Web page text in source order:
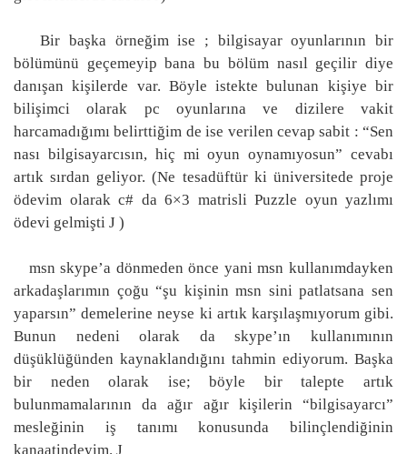
Bir başka örneğim ise ; bilgisayar oyunlarının bir
bölümünü geçemeyip bana bu bölüm nasıl geçilir diye
danışan kişilerde var. Böyle istekte bulunan kişiye bir
bilişimci olarak pc oyunlarına ve dizilere vakit
harcamadığımı belirttiğim de ise verilen cevap sabit : “Sen
nası bilgisayarcısın, hiç mi oyun oynamıyosun” cevabı
artık sırdan geliyor. (Ne tesadüftür ki üniversitede proje
ödevim olarak c# da 6×3 matrisli Puzzle oyun yazlımı
ödevi gelmişti J )
msn skype’a dönmeden önce yani msn kullanımdayken
arkadaşlarımın çoğu “şu kişinin msn sini patlatsana sen
yaparsın” demelerine neyse ki artık karşılaşmıyorum gibi.
Bunun nedeni olarak da skype’ın kullanımının
düşüklüğünden kaynaklandığını tahmin ediyorum. Başka
bir neden olarak ise; böyle bir talepte artık
bulunmamalarının da ağır ağır kişilerin “bilgisayarcı”
mesleğinin iş tanımı konusunda bilinçlendiğinin
kanaatindeyim. J